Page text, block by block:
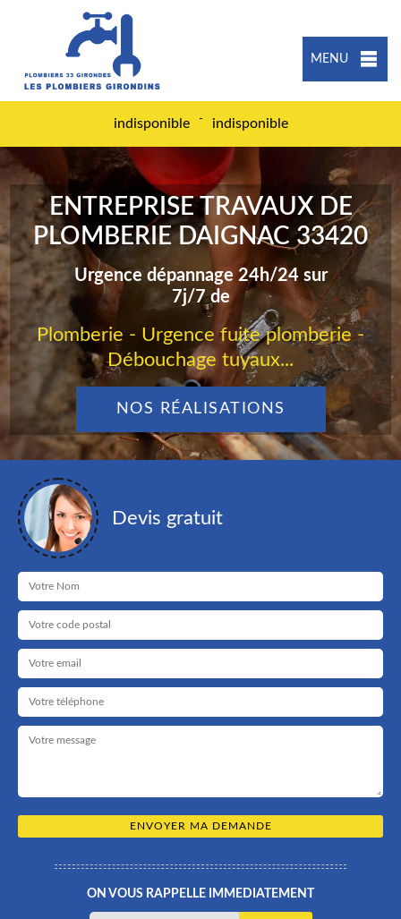
MENU
indisponible - indisponible
ENTREPRISE TRAVAUX DE
PLOMBERIE DAIGNAC 33420
Urgence dépannage 24h/24 sur
7j/7 de
Plomberie - Urgence fuite plomberie -
Débouchage tuyaux...
NOS RÉALISATIONS
Devis gratuit
ON VOUS RAPPELLE IMMEDIATEMENT